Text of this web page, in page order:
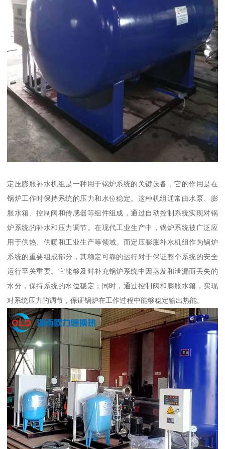
定压膨胀补水机组是一种用于锅炉系统的关键设备，它的作用是在
锅炉工作时保持系统的压力和水位稳定。这种机组通常由水泵、膨
胀水箱、控制阀和传感器等组件组成，通过自动控制系统实现对锅
炉系统的补水和压力调节。在现代工业生产中，锅炉系统被广泛应
用于供热、供暖和工业生产等领域。而定压膨胀补水机组作为锅炉
系统的重要组成部分，其稳定可靠的运行对于保证整个系统的安全
运行至关重要。它能够及时补充锅炉系统中因蒸发和泄漏而丢失的
水分，保持系统的水位稳定；同时，通过控制阀和膨胀水箱，实现
对系统压力的调节，保证锅炉在工作过程中能够稳定输出热能。